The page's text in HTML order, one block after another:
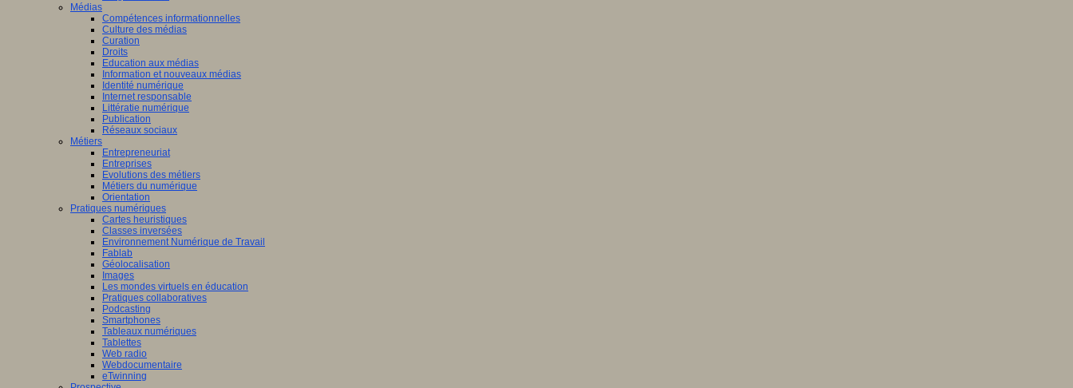
Médias
Compétences informationnelles
Culture des médias
Curation
Droits
Education aux médias
Information et nouveaux médias
Identité numérique
Internet responsable
Littératie numérique
Publication
Réseaux sociaux
Métiers
Entrepreneuriat
Entreprises
Evolutions des métiers
Métiers du numérique
Orientation
Pratiques numériques
Cartes heuristiques
Classes inversées
Environnement Numérique de Travail
Fablab
Géolocalisation
Images
Les mondes virtuels en éducation
Pratiques collaboratives
Podcasting
Smartphones
Tableaux numériques
Tablettes
Web radio
Webdocumentaire
eTwinning